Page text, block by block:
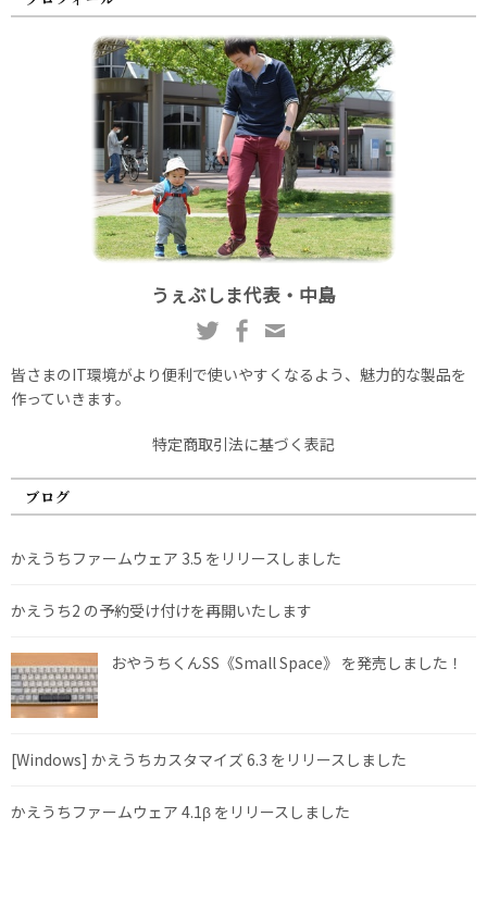
うぇぶしま代表・中島
皆さまのIT環境がより便利で使いやすくなるよう、魅力的な製品を
作っていきます。
特定商取引法に基づく表記
ブログ
かえうちファームウェア 3.5 をリリースしました
かえうち2 の予約受け付けを再開いたします
おやうちくんSS《Small Space》 を発売しました！
[Windows] かえうちカスタマイズ 6.3 をリリースしました
かえうちファームウェア 4.1β をリリースしました